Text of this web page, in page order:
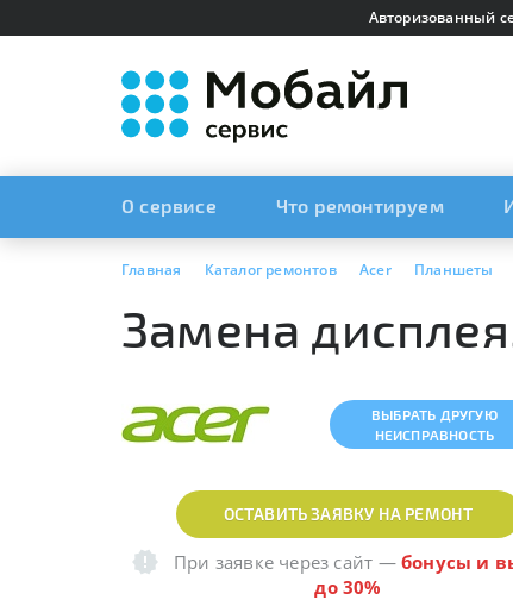
Авторизованный
О сервисе Что ремонтируем
Главная Каталог ремонтов Acer Планшеты
Замена
ВЫБРАТЬ ДРУГУЮ
НЕИСПРАВНОСТЬ
ОСТАВИТЬ ЗАЯВКУ НА РЕМОНТ
При заявке через сайт — бонусы и
до 30%